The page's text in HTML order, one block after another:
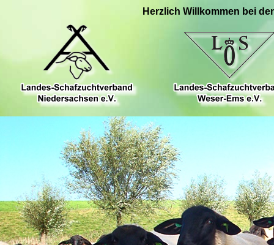
Herzlich Willkommen bei